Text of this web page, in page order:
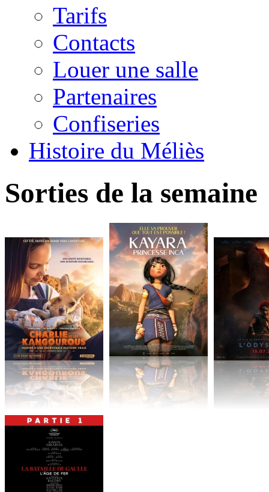
Tarifs
Contacts
Louer une salle
Partenaires
Confiseries
Histoire du Méliès
Sorties de la semaine